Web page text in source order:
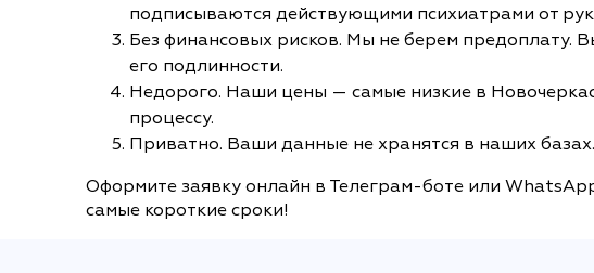
подписываются действующими психиатрами от
Без финансовых рисков. Мы не берем предоплату.
его подлинности.
Недорого. Наши цены — самые низкие в
процессу.
Приватно. Ваши данные не хранятся в наших
Оформите заявку онлайн в Телеграм-боте или
самые короткие сроки!